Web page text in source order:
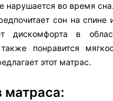
нарушается во время сна.
сон на спине
дискомфорта в
понравится
этот матрас.
матраса: